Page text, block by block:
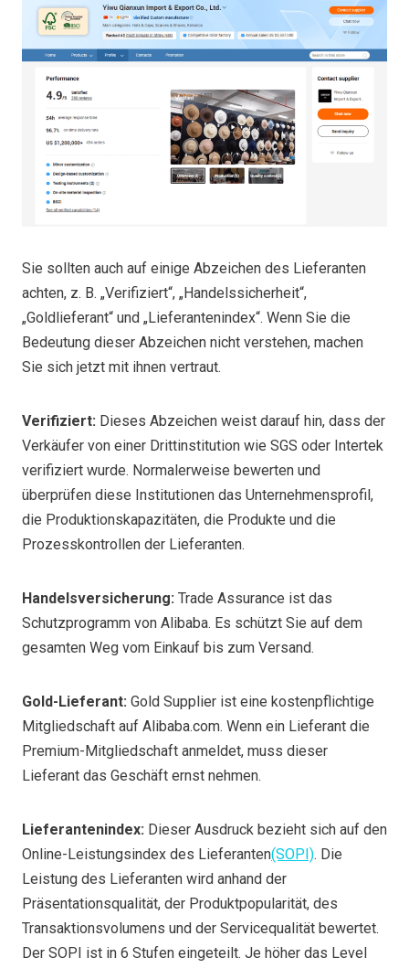
Sie sollten auch auf einige Abzeichen des Lieferanten
achten, z. B. „Verifiziert“, „Handelssicherheit“,
„Goldlieferant“ und „Lieferantenindex“. Wenn Sie die
Bedeutung dieser Abzeichen nicht verstehen, machen
Sie sich jetzt mit ihnen vertraut.
Verifiziert: Dieses Abzeichen weist darauf hin, dass der
Verkäufer von einer Drittinstitution wie SGS oder Intertek
verifiziert wurde. Normalerweise bewerten und
überprüfen diese Institutionen das Unternehmensprofil,
die Produktionskapazitäten, die Produkte und die
Prozesskontrollen der Lieferanten.
Handelsversicherung: Trade Assurance ist das
Schutzprogramm von Alibaba. Es schützt Sie auf dem
gesamten Weg vom Einkauf bis zum Versand.
Gold-Lieferant: Gold Supplier ist eine kostenpflichtige
Mitgliedschaft auf Alibaba.com. Wenn ein Lieferant die
Premium-Mitgliedschaft anmeldet, muss dieser
Lieferant das Geschäft ernst nehmen.
Lieferantenindex: Dieser Ausdruck bezieht sich auf den
Online-Leistungsindex des Lieferanten(SOPI). Die
Leistung des Lieferanten wird anhand der
Präsentationsqualität, der Produktpopularität, des
Transaktionsvolumens und der Servicequalität bewertet.
Der SOPI ist in 6 Stufen eingeteilt. Je höher das Level